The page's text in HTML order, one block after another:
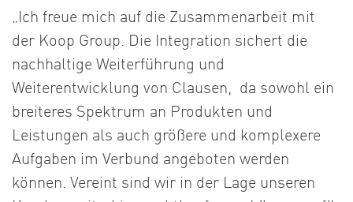
„Ich freue mich auf die Zusammenarbeit mit
der Koop Group. Die Integration sichert die
nachhaltige Weiterführung und
Weiterentwicklung von Clausen, da sowohl ein
breiteres Spektrum an Produkten und
Leistungen als auch größere und komplexere
Aufgaben im Verbund angeboten werden
können. Vereint sind wir in der Lage unseren